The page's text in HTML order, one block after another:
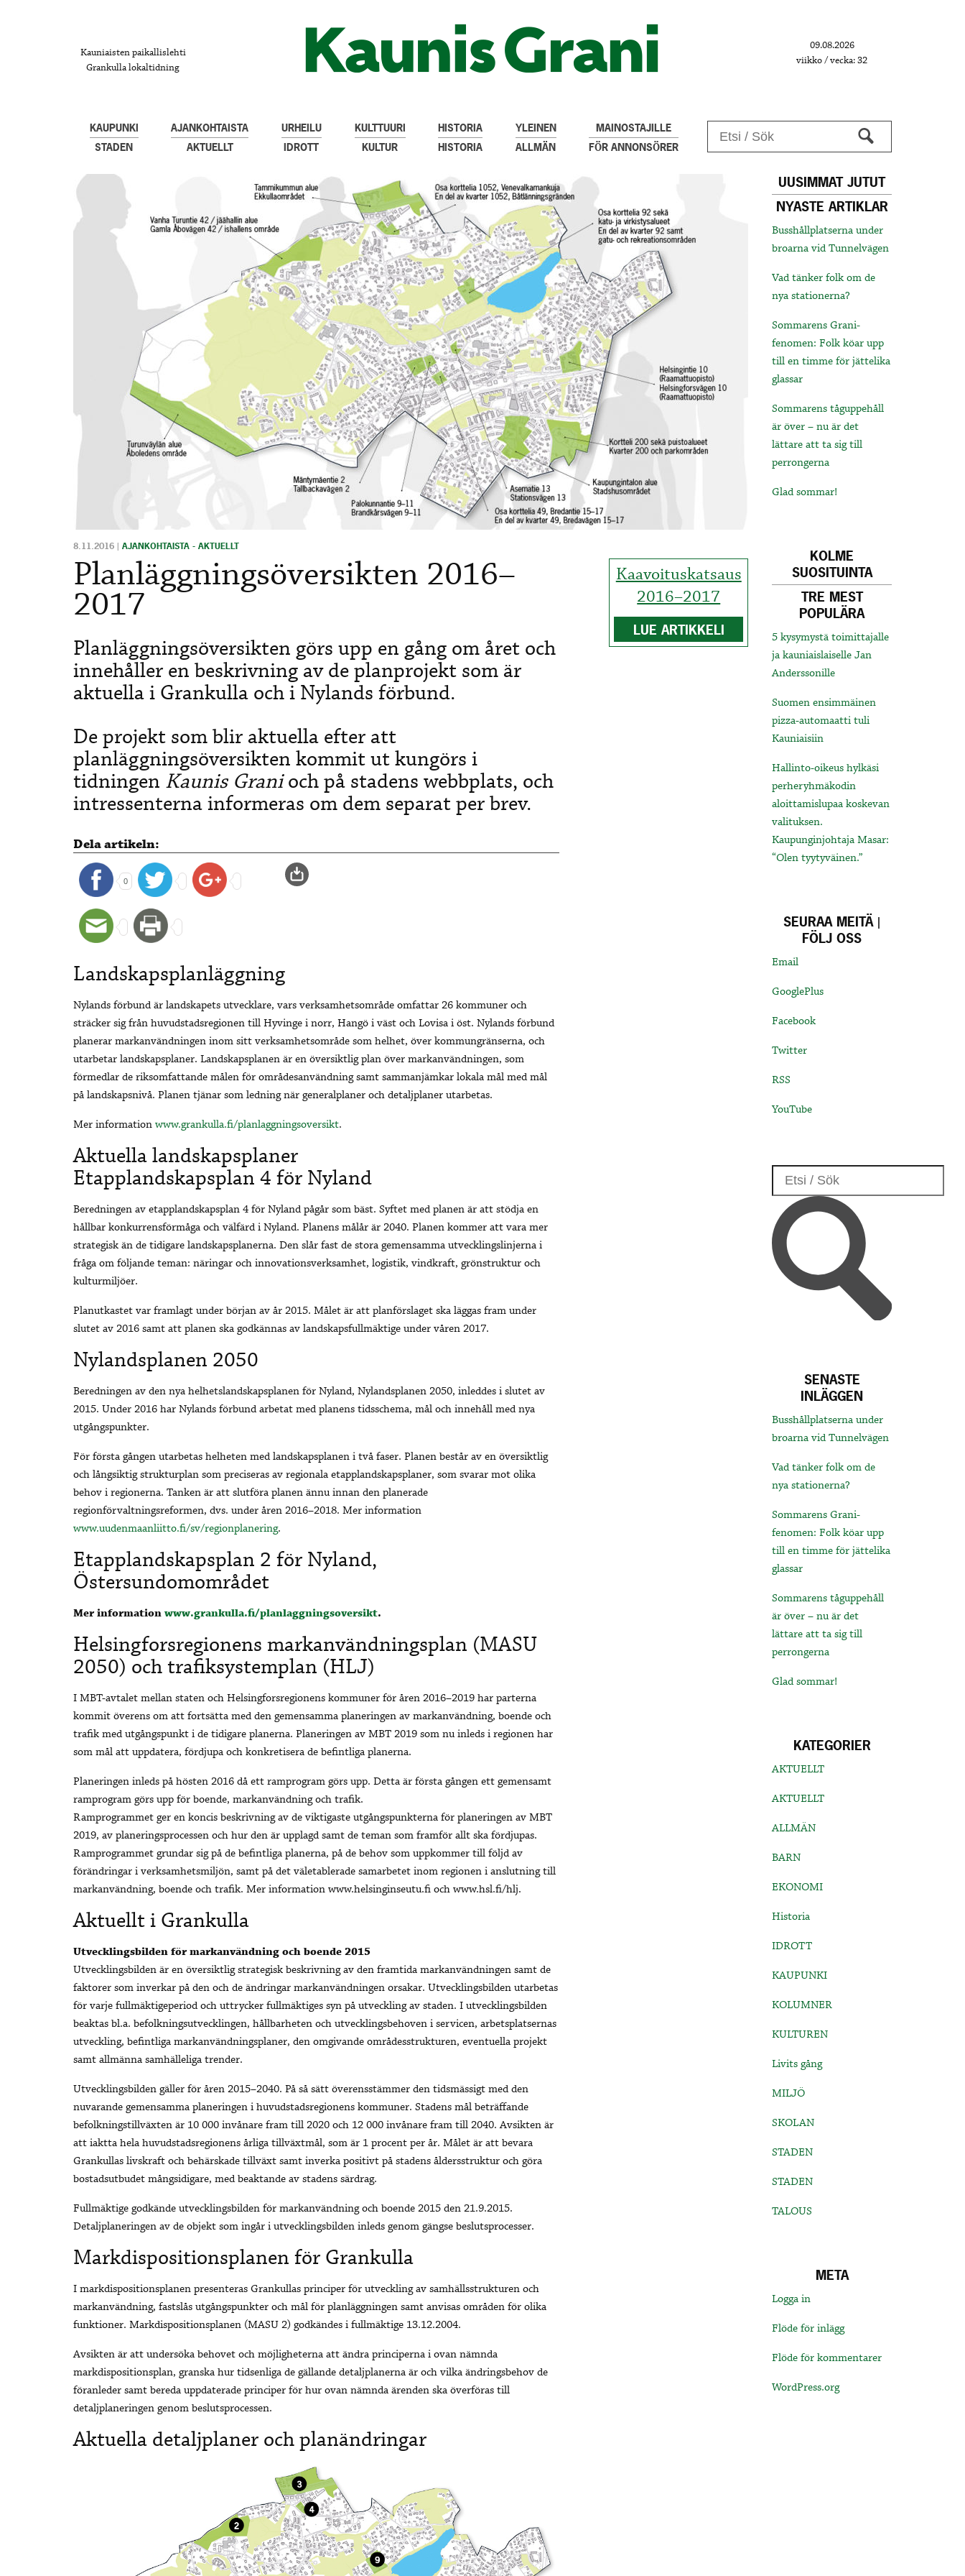
Kauniaisten paikallislehti
Grankulla lokaltidning
09.08.2026
viikko / vecka: 32
KAUPUNKI
STADEN
AJANKOHTAISTA
AKTUELLT
URHEILU
IDROTT
KULTTUURI
KULTUR
HISTORIA
HISTORIA
YLEINEN
ALLMÄN
MAINOSTAJILLE
FÖR ANNONSÖRER
Kaavoituskatsaus
2016–2017
LUE ARTIKKELI
8.11.2016 | AJANKOHTAISTA - AKTUELLT
Planläggningsöversikten 2016–
2017
Planläggningsöversikten görs upp en gång om året och
innehåller en beskrivning av de planprojekt som är
aktuella i Grankulla och i Nylands förbund.
De projekt som blir aktuella efter att
planläggningsöversikten kommit ut kungörs i
tidningen Kaunis Granioch på stadens webbplats, och
intressenterna informeras om dem separat per brev.
Dela artikeln:
0
Landskapsplanläggning
Nylands förbund är landskapets utvecklare, vars verksamhetsområde omfattar 26 kommuner och
sträcker sig från huvudstadsregionen till Hyvinge i norr, Hangö i väst och Lovisa i öst. Nylands förbund
planerar markanvändningen inom sitt verksamhetsområde som helhet, över kommungränserna, och
utarbetar landskapsplaner. Landskapsplanen är en översiktlig plan över markanvändningen, som
förmedlar de riksomfattande målen för områdesanvändning samt sammanjämkar lokala mål med mål
på landskapsnivå. Planen tjänar som ledning när generalplaner och detaljplaner utarbetas.
Mer information www.grankulla.fi/planlaggningsoversikt.
Aktuella landskapsplaner
Etapplandskapsplan 4 för Nyland
Beredningen av etapplandskapsplan 4 för Nyland pågår som bäst. Syftet med planen är att stödja en
hållbar konkurrensförmåga och välfärd i Nyland. Planens målår är 2040. Planen kommer att vara mer
strategisk än de tidigare landskapsplanerna. Den slår fast de stora gemensamma utvecklingslinjerna i
fråga om följande teman: näringar och innovationsverksamhet, logistik, vindkraft, grönstruktur och
kulturmiljöer.
Planutkastet var framlagt under början av år 2015. Målet är att planförslaget ska läggas fram under
slutet av 2016 samt att planen ska godkännas av landskapsfullmäktige under våren 2017.
Nylandsplanen 2050
Beredningen av den nya helhetslandskapsplanen för Nyland, Nylandsplanen 2050, inleddes i slutet av
2015. Under 2016 har Nylands förbund arbetat med planens tidsschema, mål och innehåll med nya
utgångspunkter.
För första gången utarbetas helheten med landskapsplanen i två faser. Planen består av en översiktlig
och långsiktig strukturplan som preciseras av regionala etapplandskapsplaner, som svarar mot olika
behov i regionerna. Tanken är att slutföra planen ännu innan den planerade
regionförvaltningsreformen, dvs. under åren 2016–2018. Mer information
www.uudenmaanliitto.fi/sv/regionplanering.
Etapplandskapsplan 2 för Nyland,
Östersundomområdet
Mer information www.grankulla.fi/planlaggningsoversikt.
Helsingforsregionens markanvändningsplan (MASU
2050) och trafiksystemplan (HLJ)
I MBT-avtalet mellan staten och Helsingforsregionens kommuner för åren 2016–2019 har parterna
kommit överens om att fortsätta med den gemensamma planeringen av markanvändning, boende och
trafik med utgångspunkt i de tidigare planerna. Planeringen av MBT 2019 som nu inleds i regionen har
som mål att uppdatera, fördjupa och konkretisera de befintliga planerna.
Planeringen inleds på hösten 2016 då ett ramprogram görs upp. Detta är första gången ett gemensamt
ramprogram görs upp för boende, markanvändning och trafik.
Ramprogrammet ger en koncis beskrivning av de viktigaste utgångspunkterna för planeringen av MBT
2019, av planeringsprocessen och hur den är upplagd samt de teman som framför allt ska fördjupas.
Ramprogrammet grundar sig på de befintliga planerna, på de behov som uppkommer till följd av
förändringar i verksamhetsmiljön, samt på det väletablerade samarbetet inom regionen i anslutning till
markanvändning, boende och trafik. Mer information www.helsinginseutu.fi och www.hsl.fi/hlj.
Aktuellt i Grankulla
Utvecklingsbilden för markanvändning och boende 2015
Utvecklingsbilden är en översiktlig strategisk beskrivning av den framtida markanvändningen samt de
faktorer som inverkar på den och de ändringar markanvändningen orsakar. Utvecklingsbilden utarbetas
för varje fullmäktigeperiod och uttrycker fullmäktiges syn på utveckling av staden. I utvecklingsbilden
beaktas bl.a. befolkningsutvecklingen, hållbarheten och utvecklingsbehoven i servicen, arbetsplatsernas
utveckling, befintliga markanvändningsplaner, den omgivande områdesstrukturen, eventuella projekt
samt allmänna samhälleliga trender.
Utvecklingsbilden gäller för åren 2015–2040. På så sätt överensstämmer den tidsmässigt med den
nuvarande gemensamma planeringen i huvudstadsregionens kommuner. Stadens mål beträffande
befolkningstillväxten är 10 000 invånare fram till 2020 och 12 000 invånare fram till 2040. Avsikten är
att iaktta hela huvudstadsregionens årliga tillväxtmål, som är 1 procent per år. Målet är att bevara
Grankullas livskraft och behärskade tillväxt samt inverka positivt på stadens åldersstruktur och göra
bostadsutbudet mångsidigare, med beaktande av stadens särdrag.
Fullmäktige godkände utvecklingsbilden för markanvändning och boende 2015 den 21.9.2015.
Detaljplaneringen av de objekt som ingår i utvecklingsbilden inleds genom gängse beslutsprocesser.
Markdispositionsplanen för Grankulla
I markdispositionsplanen presenteras Grankullas principer för utveckling av samhällsstrukturen och
markanvändning, fastslås utgångspunkter och mål för planläggningen samt anvisas områden för olika
funktioner. Markdispositionsplanen (MASU 2) godkändes i fullmäktige 13.12.2004.
Avsikten är att undersöka behovet och möjligheterna att ändra principerna i ovan nämnda
markdispositionsplan, granska hur tidsenliga de gällande detaljplanerna är och vilka ändringsbehov de
föranleder samt bereda uppdaterade principer för hur ovan nämnda ärenden ska överföras till
detaljplaneringen genom beslutsprocessen.
Aktuella detaljplaner och planändringar
UUSIMMAT JUTUT
NYASTE ARTIKLAR
Busshållplatserna under
broarna vid Tunnelvägen
Vad tänker folk om de
nya stationerna?
Sommarens Grani-
fenomen: Folk köar upp
till en timme för jättelika
glassar
Sommarens tåguppehåll
är över – nu är det
lättare att ta sig till
perrongerna
Glad sommar!
KOLME
SUOSITUINTA
TRE MEST
POPULÄRA
5 kysymystä toimittajalle
ja kauniaislaiselle Jan
Anderssonille
Suomen ensimmäinen
pizza-automaatti tuli
Kauniaisiin
Hallinto-oikeus hylkäsi
perheryhmäkodin
aloittamislupaa koskevan
valituksen.
Kaupunginjohtaja Masar:
“Olen tyytyväinen.”
SEURAA MEITÄ |
FÖLJ OSS
Email
GooglePlus
Facebook
Twitter
RSS
YouTube
SENASTE
INLÄGGEN
Busshållplatserna under
broarna vid Tunnelvägen
Vad tänker folk om de
nya stationerna?
Sommarens Grani-
fenomen: Folk köar upp
till en timme för jättelika
glassar
Sommarens tåguppehåll
är över – nu är det
lättare att ta sig till
perrongerna
Glad sommar!
KATEGORIER
AKTUELLT
AKTUELLT
ALLMÄN
BARN
EKONOMI
Historia
IDROTT
KAUPUNKI
KOLUMNER
KULTUREN
Livits gång
MILJÖ
SKOLAN
STADEN
STADEN
TALOUS
META
Logga in
Flöde för inlägg
Flöde för kommentarer
WordPress.org